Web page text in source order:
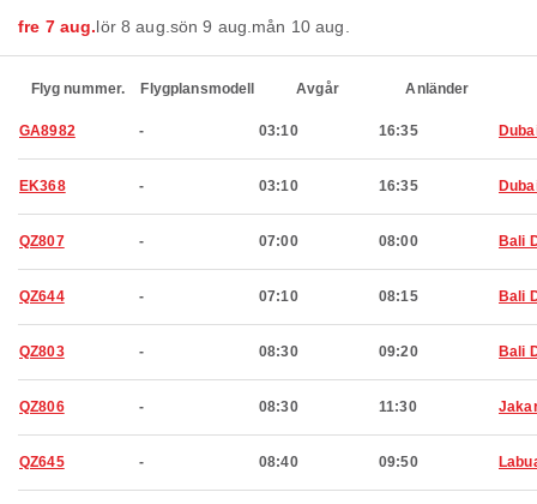
fre 7 aug.lör 8 aug. sön 9 aug. mån 10 aug.
Flyg nummer. Flygplansmodell Avgår Anländer
GA8982 - 03:10 16:35
EK368 - 03:10 16:35
QZ807 - 07:00 08:00 Bali
QZ644 - 07:10 08:15 Bali
QZ803 - 08:30 09:20 Bali
QZ806 - 08:30 11:30
QZ645 - 08:40 09:50